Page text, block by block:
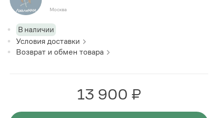
Москва
В наличии
Условия доставки
Возврат и обмен товара
13 900 ₽